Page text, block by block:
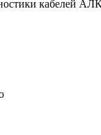
кабелей